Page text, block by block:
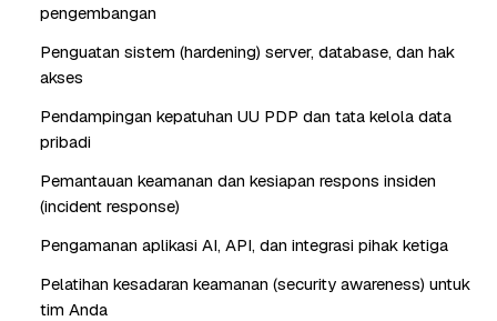
pengembangan
Penguatan sistem (hardening) server, database, dan hak
akses
Pendampingan kepatuhan UU PDP dan tata kelola data
pribadi
Pemantauan keamanan dan kesiapan respons insiden
(incident response)
Pengamanan aplikasi AI, API, dan integrasi pihak ketiga
Pelatihan kesadaran keamanan (security awareness) untuk
tim Anda